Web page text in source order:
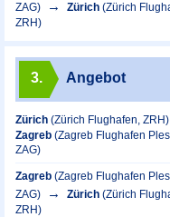
ZAG)
Zürich (Zürich
ZRH)
3. Angebot
Zürich (Zürich Flughafen, ZRH)
Zagreb (Zagreb Flughafen
ZAG)
Zagreb (Zagreb Flughafen
ZAG)
Zürich (Zürich
ZRH)